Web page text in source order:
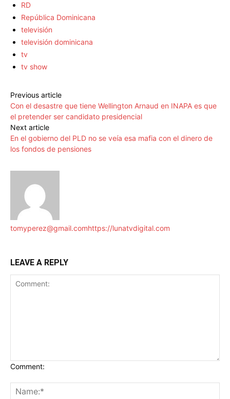
RD
República Dominicana
televisión
televisión dominicana
tv
tv show
Previous article
Con el desastre que tiene Wellington Arnaud en INAPA es que
el pretender ser candidato presidencial
Next article
En el gobierno del PLD no se veía esa mafia con el dinero de
los fondos de pensiones
tomyperez@gmail.comhttps://lunatvdigital.com
LEAVE A REPLY
Comment: